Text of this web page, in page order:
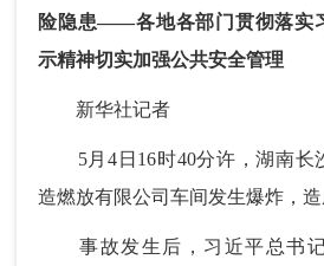
险隐患——各地各部门贯彻落实
示精神切实加强公共安全管理
新华社记者
5月4日16时40分许，湖南长
造燃放有限公司车间发生爆炸，造
事故发生后，习近平总书记